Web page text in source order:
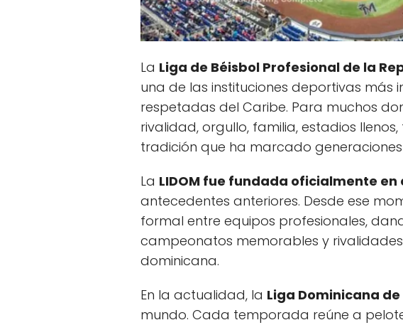
La Liga de Béisbol Profesional de la
una de las instituciones deportivas más
respetadas del Caribe. Para muchos
rivalidad, orgullo, familia, estadios
tradición que ha marcado
La LIDOM fue fundada oficialmente en
antecedentes anteriores. Desde ese
formal entre equipos profesionales,
campeonatos memorables y
dominicana.
En la actualidad, la Liga Dominicana
mundo. Cada temporada reúne a